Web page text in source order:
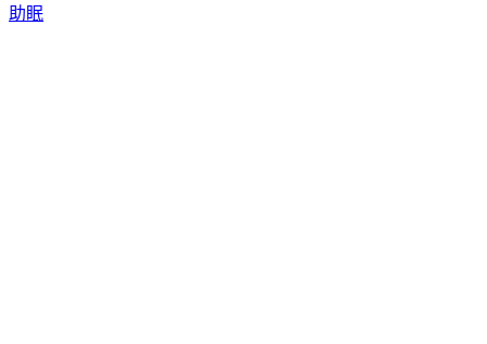
助眠